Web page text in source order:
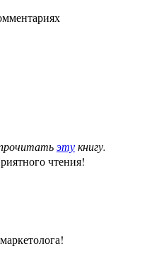
этукнигу.
чтения!